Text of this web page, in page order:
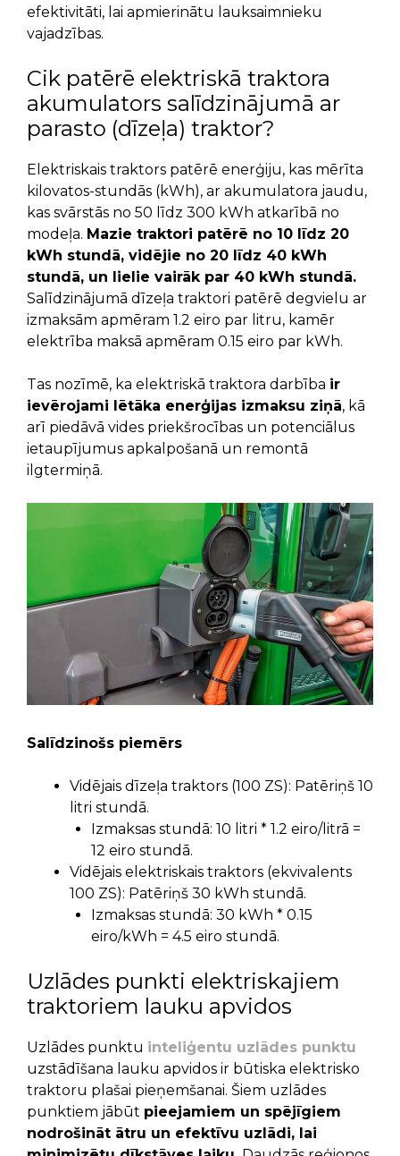
efektivitāti, lai apmierinātu lauksaimnieku
vajadzības.
Cik patērē elektriskā traktora
akumulators salīdzinājumā ar
parasto (dīzeļa) traktor?
Elektriskais traktors patērē enerģiju, kas mērīta
kilovatos-stundās (kWh), ar akumulatora jaudu,
kas svārstās no 50 līdz 300 kWh atkarībā no
modeļa. Mazie traktori patērē no 10 līdz 20
kWh stundā, vidējie no 20 līdz 40 kWh
stundā, un lielie vairāk par 40 kWh stundā.
Salīdzinājumā dīzeļa traktori patērē degvielu ar
izmaksām apmēram 1.2 eiro par litru, kamēr
elektrība maksā apmēram 0.15 eiro par kWh.
Tas nozīmē, ka elektriskā traktora darbība ir
ievērojami lētāka enerģijas izmaksu ziņā, kā
arī piedāvā vides priekšrocības un potenciālus
ietaupījumus apkalpošanā un remontā
ilgtermiņā.
Salīdzinošs piemērs
Vidējais dīzeļa traktors (100 ZS): Patēriņš 10
litri stundā.
Izmaksas stundā: 10 litri * 1.2 eiro/litrā =
12 eiro stundā.
Vidējais elektriskais traktors (ekvivalents
100 ZS): Patēriņš 30 kWh stundā.
Izmaksas stundā: 30 kWh * 0.15
eiro/kWh = 4.5 eiro stundā.
Uzlādes punkti elektriskajiem
traktoriem lauku apvidos
Uzlādes punktu inteliģentu uzlādes punktu
uzstādīšana lauku apvidos ir būtiska elektrisko
traktoru plašai pieņemšanai. Šiem uzlādes
punktiem jābūt pieejamiem un spējīgiem
nodrošināt ātru un efektīvu uzlādi, lai